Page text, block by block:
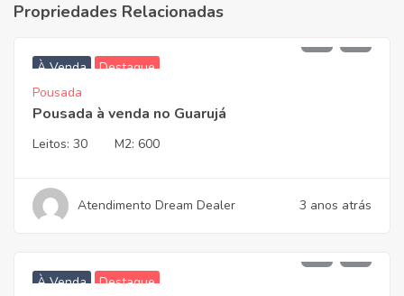
Propriedades Relacionadas
À Venda Destaque
Pousada
Pousada à venda no Guarujá
Leitos: 30 M2: 600
Atendimento Dream Dealer 3 anos atrás
À Venda Destaque